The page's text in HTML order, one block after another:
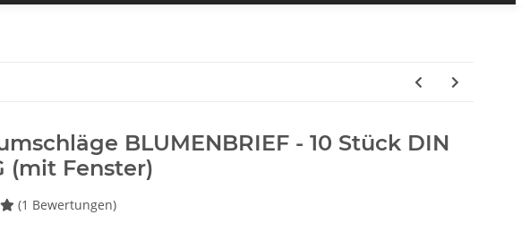
BLUMENBRIEF - 10 Stück DIN
(mit Fenster)
(1 Bewertungen)